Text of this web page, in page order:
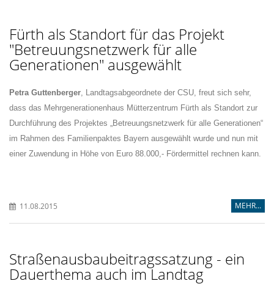
Fürth als Standort für das Projekt
"Betreuungsnetzwerk für alle
Generationen" ausgewählt
Petra Guttenberger , Landtagsabgeordnete der CSU, freut sich sehr,
dass das Mehrgenerationenhaus Mütterzentrum Fürth als Standort zur
Durchführung des Projektes „Betreuungsnetzwerk für alle Generationen“
im Rahmen des Familienpaktes Bayern ausgewählt wurde und nun mit
einer Zuwendung in Höhe von Euro 88.000,- Fördermittel rechnen kann.
11.08.2015 MEHR...
Straßenausbaubeitragssatzung - ein
Dauerthema auch im Landtag